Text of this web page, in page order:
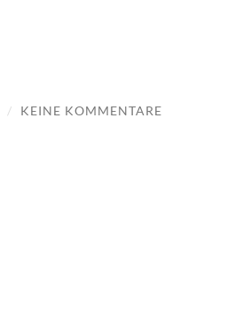
/ KEINE KOMMENTARE